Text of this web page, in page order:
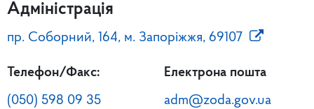
Адміністрація
пр. Соборний, 164, м. Запоріжжя, 69107
Телефон/Факс:
(050) 598 09 35
Електрона пошта
adm@zoda.gov.ua